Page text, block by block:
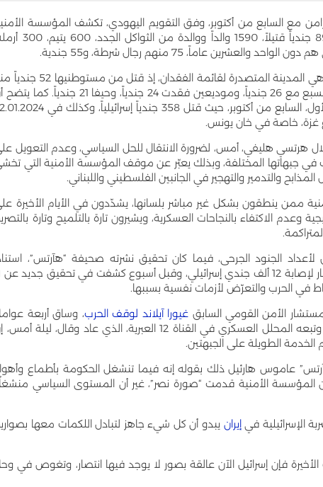
مع السابع من أكتوبر، وفق التقويم اليهودي، تكشف المؤسسة
في إسرائيل حجم خسائرها العسكرية حتى الآن: 890 جندياً قتيلاً، 1590 والداً
عاماً، 75 منهم رجال شرطة، و55 جندية.
وحسب المعطيات الإسرائيلية، فإن القدس المحتلة هي المدينة المتصدرة لقائمة الفقدان، إذ قتل من
بدء الحرب، تليها تل أبيب مع 28 جندياً قتيلاً، ثم بئر السبع مع 26 جندياً، وموديعين فقدت 24 جندياً، وحيفا 21
اليوم الأكثر إيلاماً للجيش الإسرائيلي قد كان اليوم الأول، السابع من أكتوبر، حيث قتل 358 جندياً
هرتسي هليفي، أمس، لضرورة الانتقال للحل السياسي، وعدم التعويل
في جبهاتها المختلفة، وبذلك يعبّر عن موقف المؤسسة الأمنية التي
والتدمير والتهجير في الجانبين الفلسطيني واللبناني.
ممن ينطقون بشكل غير مباشر بلسانها، يشدّدون في الأيام الأخيرة
الاكتفاء بالنجاحات العسكرية، ويشيرون تارة بالتلميح وتارة
لأعداد الجنود الجرحى، فيما كان تحقيق نشرته صحيفة “هآرتس”،
في الحرب والتعرّض لأزمات نفسية بسببها.
الأمن القومي السابق غيورا آيلاند لوقف الحرب، وساق أربعة
لتبرير دعوته، منها حالة التعب في صفوف الجيش، وتبعه المحلل العسكري في القناة 12 العبرية، الذي عاد وقال، ليلة
الطويلة على الجبهتين.
عاموس هارئيل ذلك بقوله إنه فيما تنشغل الحكومة بأطماع
المؤسسة الأمنية قدمت “صورة نصر”، غير أن المستوى السياسي
الإسرائيلية فيإيران يبدو أن كل شيء جاهز لتبادل اللكمات معها
فإن إسرائيل الآن عالقة بصور لا يوجد فيها انتصار، وتغوص في